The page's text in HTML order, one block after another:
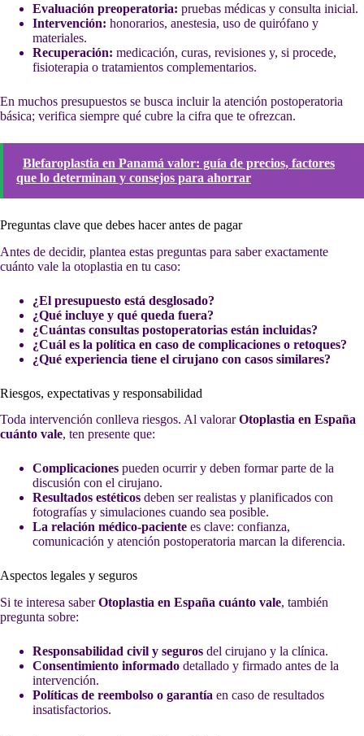
Evaluación preoperatoria: pruebas médicas y consulta inicial.
Intervención: honorarios, anestesia, uso de quirófano y
materiales.
Recuperación: medicación, curas, revisiones y, si procede,
fisioterapia o tratamientos complementarios.
En muchos presupuestos se busca incluir la atención postoperatoria
básica; verifica siempre qué cubre la cifra que te ofrezcan.
Blefaroplastia en Panamá valor: guía de precios, factores
que lo determinan y consejos para ahorrar
Preguntas clave que debes hacer antes de pagar
Antes de decidir, plantea estas preguntas para saber exactamente
cuánto vale la otoplastia en tu caso:
¿El presupuesto está desglosado?
¿Qué incluye y qué queda fuera?
¿Cuántas consultas postoperatorias están incluidas?
¿Cuál es la política en caso de complicaciones o retoques?
¿Qué experiencia tiene el cirujano con casos similares?
Riesgos, expectativas y responsabilidad
Toda intervención conlleva riesgos. Al valorarOtoplastia en España
cuánto vale, ten presente que:
Complicaciones pueden ocurrir y deben formar parte de la
discusión con el cirujano.
Resultados estéticos deben ser realistas y planificados con
fotografías y simulaciones cuando sea posible.
La relación médico-paciente es clave: confianza,
comunicación y atención postoperatoria marcan la diferencia.
Aspectos legales y seguros
Si te interesa saberOtoplastia en España cuánto vale, también
pregunta sobre:
Responsabilidad civil y seguros del cirujano y la clínica.
Consentimiento informado detallado y firmado antes de la
intervención.
Políticas de reembolso o garantía en caso de resultados
insatisfactorios.